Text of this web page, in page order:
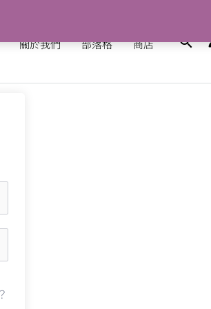
關於我們 部落格 商店
搜